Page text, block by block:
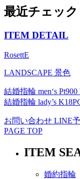
最近チェッ
ITEM DETAIL
RosettE
LANDSCAPE 景色
結婚指輪 men‘s Pt900
結婚指輪 lady’s
お問い合わせ LINE
PAGE TOP
ITEM
婚約指輪